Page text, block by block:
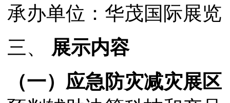
承办单位：华茂国际展览
三、 展示内容
（一）应急防灾减灾展区